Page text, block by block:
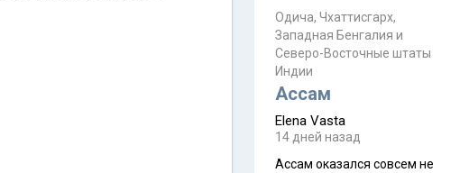
Пока
Прочитайте! У моих двух
знакомых вот так увели
аккаунты
Одича, Чхаттисгарх,
Западная Бенгалия и
Северо-Восточные штаты
Индии
Ассам
Elena Vasta
14 дней назад
Ассам оказался совсем не